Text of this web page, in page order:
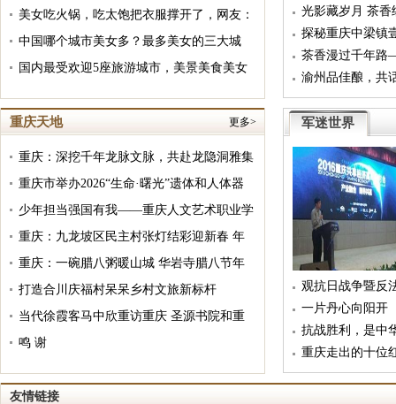
快来为她打call！
美女吃火锅，吃太饱把衣服撑开了，网友：
淑女秒变女汉子！
中国哪个城市美女多？最多美女的三大城
市，美女比星星还多哦！
国内最受欢迎5座旅游城市，美景美食美女
光影藏岁月 茶
情怀
探秘重庆中梁镇
新韵
茶香漫过千年路
渝州品佳酿，共
圆满举办
重庆天地 更多>
重庆：深挖千年龙脉文脉，共赴龙隐洞雅集
盛会 笔者受邀出席中国龙隐洞首届龙文化
节
重庆市举办2026“生命·曙光”遗体和人体器
官捐献缅怀纪念活动
少年担当强国有我——重庆人文艺术职业学
校2026年春季开学典礼暨主题教育活动
重庆：九龙坡区民主村张灯结彩迎新春 年
味喜庆幸福迎马年
重庆：一碗腊八粥暖山城 华岩寺腊八节年
味浓
打造合川庆福村呆呆乡村文旅新标杆
当代徐霞客马中欣重访重庆 圣源书院和重
庆文化网视 等单位热忱相待获赞
鸣 谢
军迷世界
观抗日战争暨反
一片丹心向阳开
抗战胜利，是中
重庆走出的十位
友情链接